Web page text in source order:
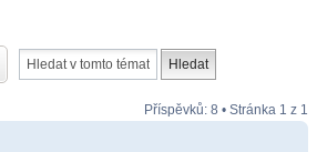
Příspěvků: 8 • Stránka 1 z 1